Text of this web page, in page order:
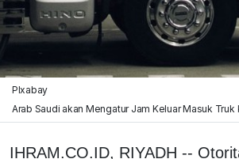
PIxabay
Arab Saudi akan Mengatur Jam Keluar Masuk Truk
IHRAM.CO.ID, RIYADH --